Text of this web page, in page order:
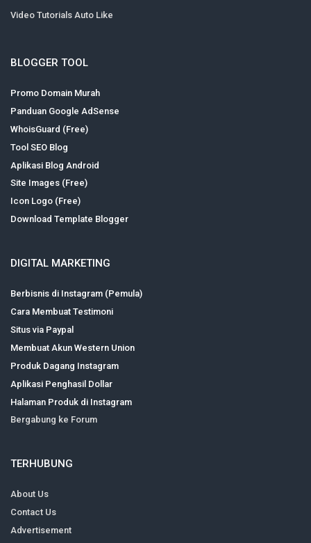
Video Tutorials Auto Like
BLOGGER TOOL
Promo Domain Murah
Panduan Google AdSense
WhoisGuard (Free)
Tool SEO Blog
Aplikasi Blog Android
Site Images (Free)
Icon Logo (Free)
Download Template Blogger
DIGITAL MARKETING
Berbisnis di Instagram (Pemula)
Cara Membuat Testimoni
Situs via Paypal
Membuat Akun Western Union
Produk Dagang Instagram
Aplikasi Penghasil Dollar
Halaman Produk di Instagram
Bergabung ke Forum
TERHUBUNG
About Us
Contact Us
Advertisement